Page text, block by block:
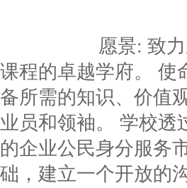
力成为国际
程的卓越学府。 使
所需的知识、价值
员和领袖。 学校透
企业公民身分服务
，建立一个开放的